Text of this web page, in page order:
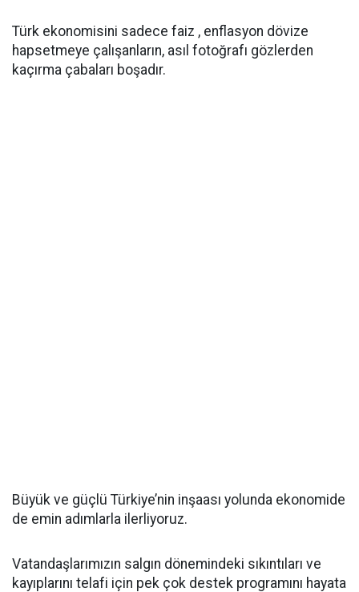
Türk ekonomisini sadece faiz , enflasyon dövize
hapsetmeye çalışanların, asıl fotoğrafı gözlerden
kaçırma çabaları boşadır.
Büyük ve güçlü Türkiye’nin inşaası yolunda ekonomide
de emin adımlarla ilerliyoruz.
Vatandaşlarımızın salgın dönemindeki sıkıntıları ve
kayıplarını telafi için pek çok destek programını hayata